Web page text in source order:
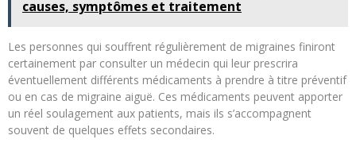
causes, symptômes et traitement
Les personnes qui souffrent régulièrement de migraines finiront
certainement par consulter un médecin qui leur prescrira
éventuellement différents médicaments à prendre à titre préventif
ou en cas de migraine aiguë. Ces médicaments peuvent apporter
un réel soulagement aux patients, mais ils s’accompagnent
souvent de quelques effets secondaires.